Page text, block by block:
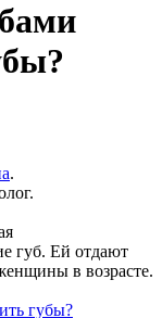
.
губ. Ей отдают
в возрасте.